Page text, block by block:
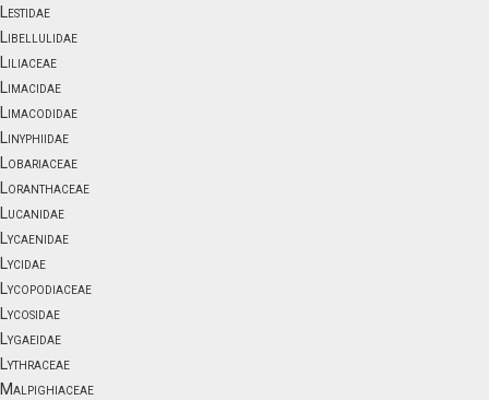
Lestidae
Libellulidae
Liliaceae
Limacidae
Limacodidae
Linyphiidae
Lobariaceae
Loranthaceae
Lucanidae
Lycaenidae
Lycidae
Lycopodiaceae
Lycosidae
Lygaeidae
Lythraceae
Malpighiaceae